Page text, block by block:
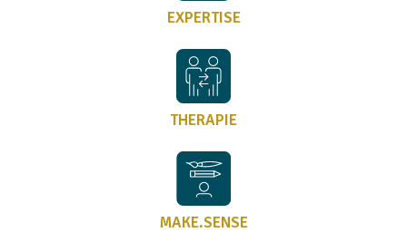
EXPERTISE
THERAPIE
MAKE.SENSE